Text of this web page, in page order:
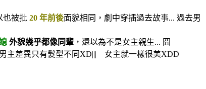
也被批 20 年前後面貌相同，劇中穿插過去故事... 過去男
外貌幾乎都像同輩 ，還以為不是女主親生... 囧
主差異只有髮型不同XD||| 女主就一樣很美XDD